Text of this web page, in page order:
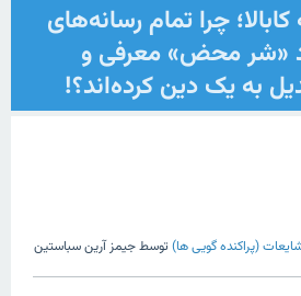
کابالا؛ چرا تمام رسانه‌های
«شر محض» معرفی و
به یک دین کرده‌اند؟!
(پراکنده گویی ها) توسطجیمز آرین سباستین